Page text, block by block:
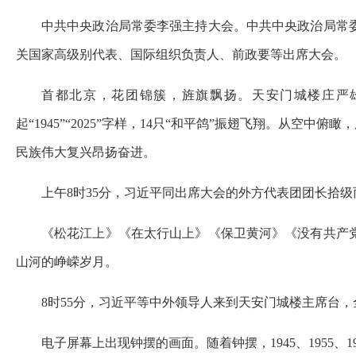
中共中央政治局常委李强主持大会。中共中央政治局
关国家高级别代表、国际组织负责人、前政要等出席大会。
首都北京，花团锦簇，旌旗飘扬。天安门城楼庄
起“1945”“2025”字样，14只“和平鸽”振翅飞翔。从空中俯
民族伟大复兴昂扬奋进。
上午8时35分，习近平同出席大会的外方代表团团长拾
《松花江上》《在太行山上》《保卫黄河》《没有共
山河的峥嵘岁月。
8时55分，习近平等中外领导人来到天安门城楼主席台
电子屏幕上出现钟摆的画面。随着钟摆，1945、1955